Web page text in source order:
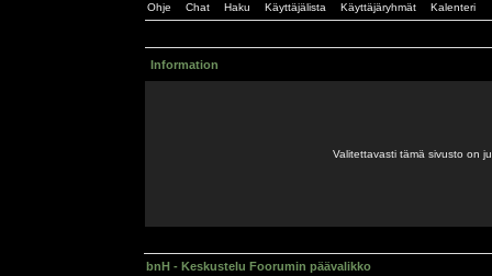
Ohje Chat Haku Käyttäjälista Käyttäjäryhmät Kalenteri
Information
Valitettavasti tämä sivusto on
bnH - Keskustelu Foorumin päävalikko